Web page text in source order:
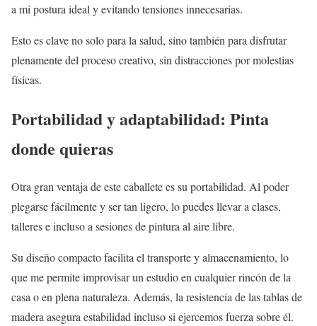
a mi postura ideal y evitando tensiones innecesarias.
Esto es clave no solo para la salud, sino también para disfrutar
plenamente del proceso creativo, sin distracciones por molestias
físicas.
Portabilidad y adaptabilidad: Pinta
donde quieras
Otra gran ventaja de este caballete es su portabilidad. Al poder
plegarse fácilmente y ser tan ligero, lo puedes llevar a clases,
talleres e incluso a sesiones de pintura al aire libre.
Su diseño compacto facilita el transporte y almacenamiento, lo
que me permite improvisar un estudio en cualquier rincón de la
casa o en plena naturaleza. Además, la resistencia de las tablas de
madera asegura estabilidad incluso si ejercemos fuerza sobre él.